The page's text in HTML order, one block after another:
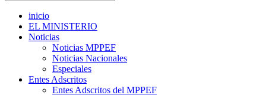
inicio
EL MINISTERIO
Noticias
Noticias MPPEF
Noticias Nacionales
Especiales
Entes Adscritos
Entes Adscritos del MPPEF